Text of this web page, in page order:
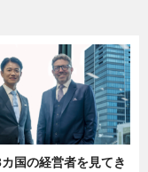
国の経営者を見てき